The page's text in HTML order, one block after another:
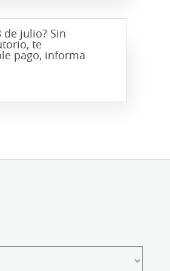
de julio? Sin
te
pago, informa